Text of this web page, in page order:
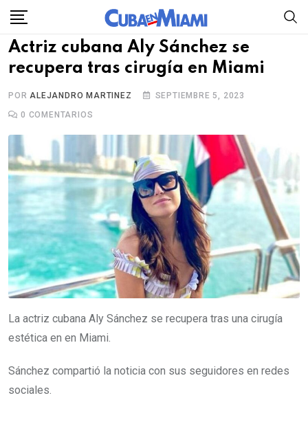
Skip
content
Actriz cubana Aly Sánchez se
recupera tras cirugía en Miami
PORALEJANDRO MARTINEZ
SEPTIEMBRE 5, 2023
0 COMENTARIOS
La actriz cubana Aly Sánchez se recupera tras una cirugía
estética en en Miami.
Sánchez compartió la noticia con sus seguidores en redes
sociales.